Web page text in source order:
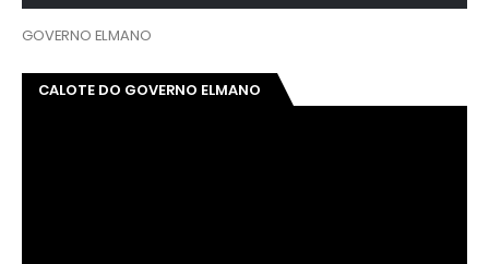
GOVERNO ELMANO
CALOTE DO GOVERNO ELMANO